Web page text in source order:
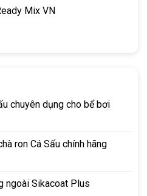
Mix VN
chuyên dụng cho bể bơi
ron Cá Sấu chính hãng
ngoài Sikacoat Plus